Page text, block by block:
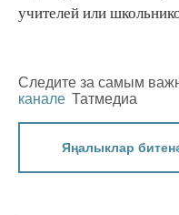
учителей или
Следите за самым
канале Татмедиа
Яңалыклар